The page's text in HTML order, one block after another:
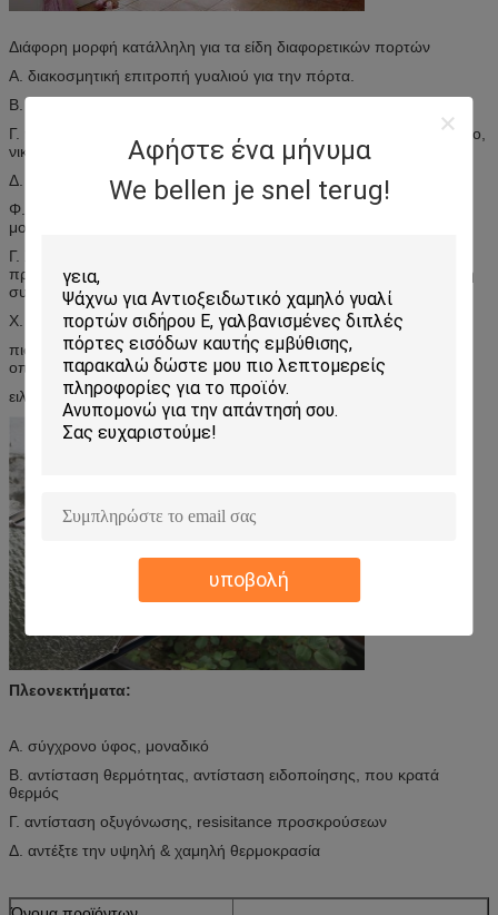
Αφήστε ένα μήνυμα
We bellen je snel terug!
υποβολή
Διάφορη μορφή κατάλληλη για τα είδη διαφορετικών πορτών
Α. διακοσμητική επιτροπή γυαλιού για την πόρτα.
Β. Caming διαθέσιμο: ορείχαλκος, νικέλιο, όρφνωση.
Γ. ηλεκτρολυτικής επιμετάλλωσης διαθέσιμο: χρώμιο, μαύρο χρώμιο,
νικέλιο σατέν
Δ. ανταγωνιστική τιμή με την καλή ποιότητα.
Φ. Η χρησιμοποίηση μετρίασε το γυαλί και στην δύο πλευρά της
μονάδας γυαλιού, τα οποία συναντούν το Ansi, πρότυπα BSI.
Γ. Χρησιμοποιώντας το διακοσμητικό γυαλί όχι μόνο
προσωποποιήστε το σπίτι σας, αλλά και προσθέστε στην έκκληση
συγκρατήσεων του σπιτιού σας.
Χ. σχέδιο συνήθειας διαθέσιμο.
πιστεύουμε ότι η άριστη υπηρεσία ποιοτικής .first κατηγορίας, η
οποία σίγουρα ικανοποιώντας σας!
ειλικρινά οι επιχειρησιακές συζητήσεις με όλους τους πελάτες!
Πλεονεκτήματα:
Α. σύγχρονο ύφος, μοναδικό
Β. αντίσταση θερμότητας, αντίσταση ειδοποίησης, που κρατά
θερμός
Γ. αντίσταση οξυγόνωσης, resisitance προσκρούσεων
Δ. αντέξτε την υψηλή & χαμηλή θερμοκρασία